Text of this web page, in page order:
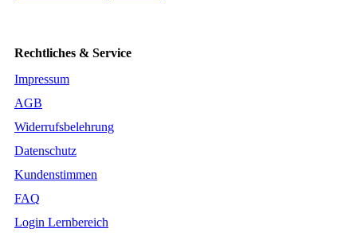
Rechtliches & Service
Impressum
AGB
Widerrufsbelehrung
Datenschutz
Kundenstimmen
FAQ
Login Lernbereich